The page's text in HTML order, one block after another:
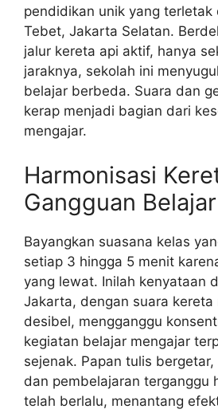
pendidikan unik yang terletak
Tebet, Jakarta Selatan.
jalur kereta api aktif, hanya
jaraknya, sekolah ini
belajar berbeda. Suara dan
kerap menjadi bagian dari
mengajar.
Harmonisasi
Gangguan Belajar
Bayangkan suasana kelas
setiap 3 hingga 5 menit
yang lewat. Inilah kenyataan
Jakarta, dengan suara kereta
desibel, mengganggu
kegiatan belajar mengajar
sejenak. Papan tulis
dan pembelajaran terganggu
telah berlalu, menantang